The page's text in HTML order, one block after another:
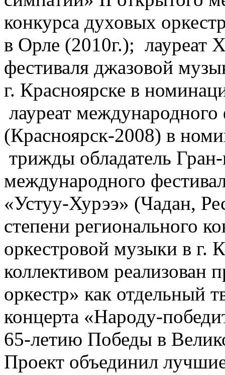
конкурса духовых
в Орле (2010г.); лауреат
фестиваля джазовой
г. Красноярске в
лауреат
(Красноярск-2008) в
трижды обладатель
международного
«Устуу-Хурээ» (Чадан,
степени регионального
оркестровой музыки в г.
коллективом реализован
оркестр» как отдельный
концерта «Народу-
65-летию Победы в
Проект объединил